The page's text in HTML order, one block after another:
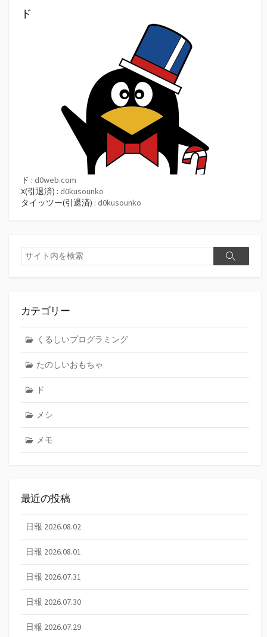
ド
ド : d0web.com
X(引退済) : d0kusounko
タイッツー(引退済) : d0kusounko
検
索
検
カテゴリー
くるしいプログラミング
たのしいおもちゃ
ド
メシ
メモ
最近の投稿
日報 2026.08.02
日報 2026.08.01
日報 2026.07.31
日報 2026.07.30
日報 2026.07.29